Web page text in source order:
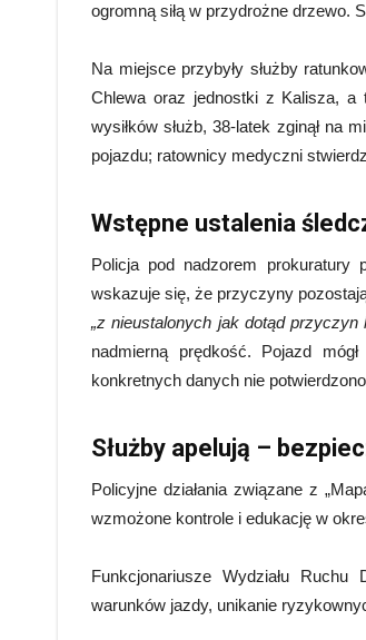
ogromną siłą w przydrożne drzewo.
Na miejsce przybyły służby
Chlewa oraz jednostki z Kalisza, a
wysiłków służb, 38‑latek zginął
pojazdu; ratownicy medyczni
Wstępne ustalenia
Policja pod nadzorem prokuratury
wskazuje się, że przyczyny
„z nieustalonych jak dotąd przyczyn
nadmierną prędkość. Pojazd
konkretnych danych nie
Służby apelują –
Policyjne działania związane z
wzmożone kontrole i edukację w
Funkcjonariusze Wydziału
warunków jazdy, unikanie